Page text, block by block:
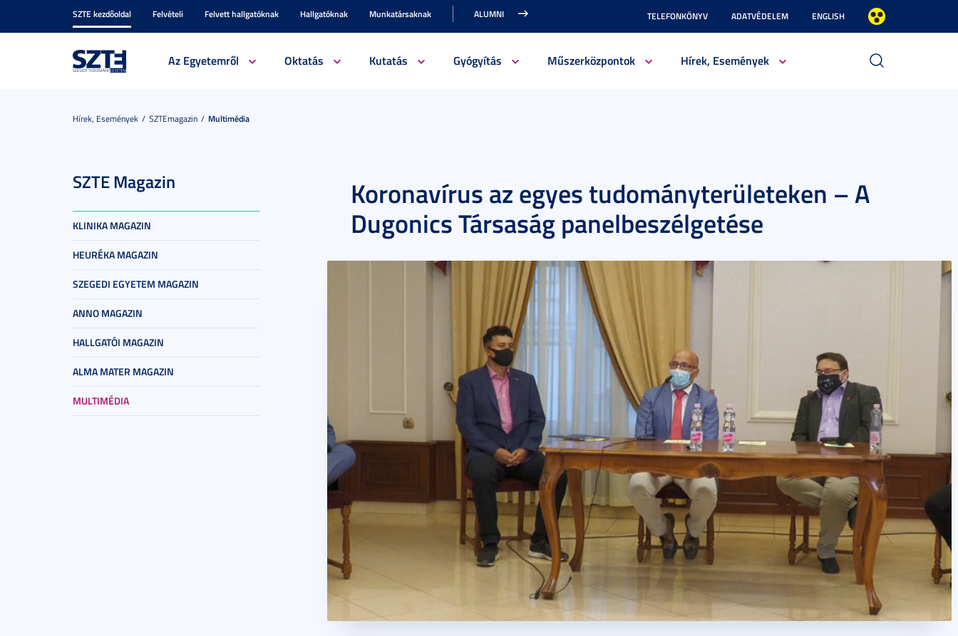
SZTE kezdőoldal Felvételi Felvett hallgatóknak Hallgatóknak Munkatársaknak ALUMNI TELEFONKÖNYV ADATVÉDELEM ENGLISH
Az Egyetemről Oktatás Kutatás Gyógyítás Műszerközpontok Hírek, Események
Hírek, Események SZTEmagazin Multimédia
SZTE Magazin
KLINIKA MAGAZIN
HEURÉKA MAGAZIN
SZEGEDI EGYETEM MAGAZIN
ANNO MAGAZIN
HALLGATÓI MAGAZIN
ALMA MATER MAGAZIN
MULTIMÉDIA
Koronavírus az egyes tudományterületeken – A
Dugonics Társaság panelbeszélgetése